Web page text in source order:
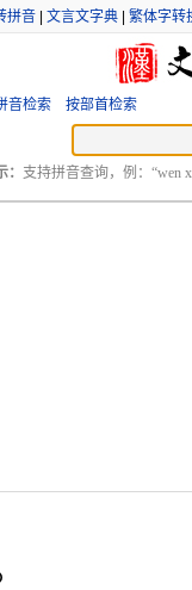
拼音 文言文字典 繁体字转
音检索 按部首检索
： 支持拼音查询，例：“wen